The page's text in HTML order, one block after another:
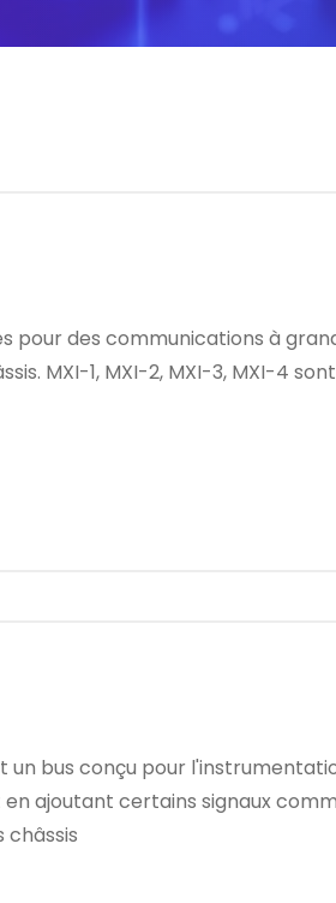
pour des communications à
MXI-1, MXI-2, MXI-3, MXI-4
un bus conçu pour
ajoutant certains signaux
châssis